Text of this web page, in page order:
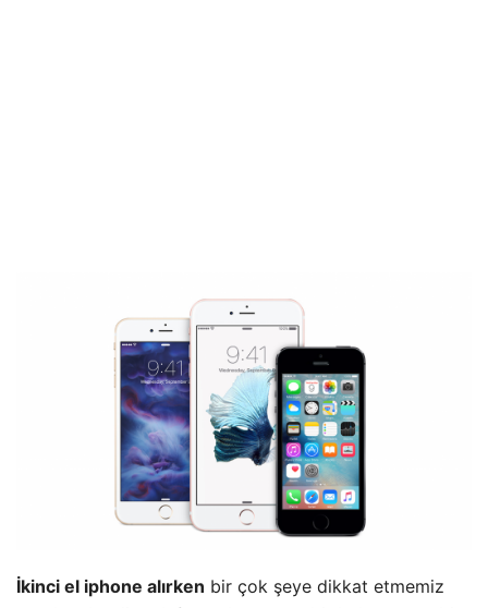
İkinci el iphone alırken bir çok şeye dikkat etmemiz